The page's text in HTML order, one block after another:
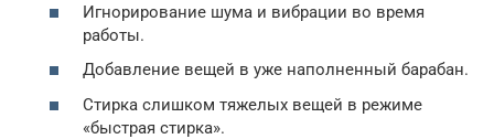
Игнорирование шума и вибрации во время
работы.
Добавление вещей в уже наполненный барабан.
Стирка слишком тяжелых вещей в режиме
«быстрая стирка».